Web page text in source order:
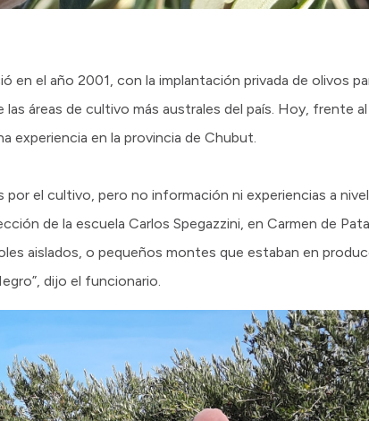
en el año 2001, con la implantación privada de olivos
áreas de cultivo más australes del país. Hoy, frente
experiencia en la provincia de Chubut.
el cultivo, pero no información ni experiencias a
de la escuela Carlos Spegazzini, en Carmen de
aislados, o pequeños montes que estaban en
dijo el funcionario.